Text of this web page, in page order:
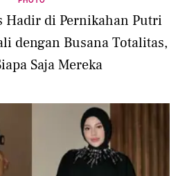
Hadir di Pernikahan Putri
dengan Busana Totalitas,
Saja Mereka